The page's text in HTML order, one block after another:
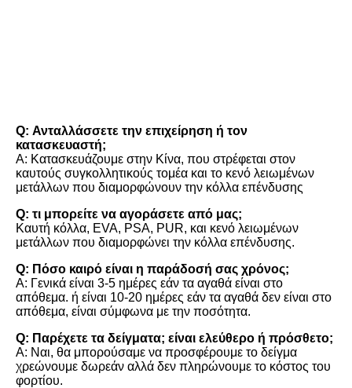
Q: Ανταλλάσσετε την επιχείρηση ή τον
κατασκευαστή;
Α: Κατασκευάζουμε στην Κίνα, που στρέφεται στον
καυτούς συγκολλητικούς τομέα και το κενό λειωμένων
μετάλλων που διαμορφώνουν την κόλλα επένδυσης
Q: τι μπορείτε να αγοράσετε από μας;
Καυτή κόλλα, EVA, PSA, PUR, και κενό λειωμένων
μετάλλων που διαμορφώνει την κόλλα επένδυσης.
Q: Πόσο καιρό είναι η παράδοσή σας χρόνος;
Α: Γενικά είναι 3-5 ημέρες εάν τα αγαθά είναι στο
απόθεμα. ή είναι 10-20 ημέρες εάν τα αγαθά δεν είναι στο
απόθεμα, είναι σύμφωνα με την ποσότητα.
Q: Παρέχετε τα δείγματα; είναι ελεύθερο ή πρόσθετο;
Α: Ναι, θα μπορούσαμε να προσφέρουμε το δείγμα
χρεώνουμε δωρεάν αλλά δεν πληρώνουμε το κόστος του
φορτίου.